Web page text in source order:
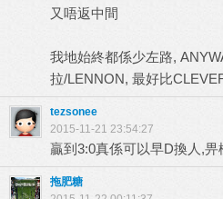
又唔返中間
我地始終都係少左路,
拉/LENNON, 最好比
tezsonee
2015-11-21 23:54:27
贏到3:0真係可以早D換人,
拖肥糖